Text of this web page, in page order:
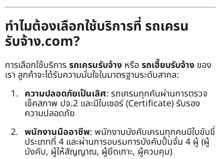
ทำไมต้องเลือกใช้บริการที่ รถเครน
รับจ้าง.com?
การเลือกใช้บริการ รถเครนรับจ้าง หรือรถเฮี๊ยบรับจ้าง ของ
เรา ลูกค้าจะได้รับความมั่นใจในมาตรฐานระดับสากล:
ความปลอดภัยเป็นเลิศ: รถเครนทุกคันผ่านการตรวจ
เช็คสภาพ ปจ.2 และมีใบเซอร์ (Certificate) รับรอง
ความปลอดภัย
พนักงานมืออาชีพ: พนักงานบังคับเครนทุกคนมีใบขับขี่
ประเภทที่ 4 และผ่านการอบรมการบังคับปั้นจั่น 4 ผู้ (ผู้
บังคับ, ผู้ให้สัญญาณ, ผู้ยึดเกาะ, ผู้ควบคุม)